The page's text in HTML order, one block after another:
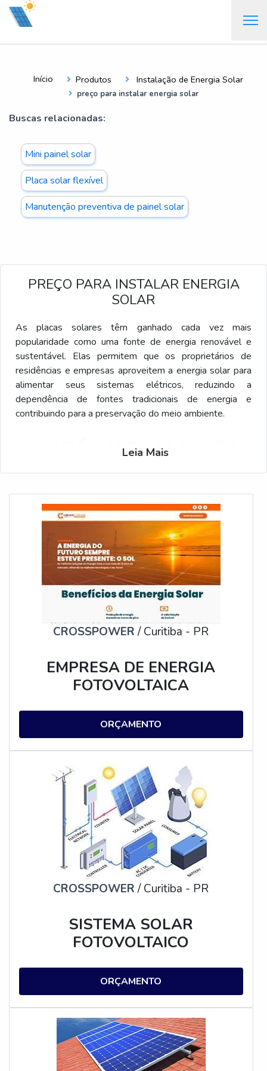
Início Produtos Instalação de Energia Solar
preço para instalar energia solar
Buscas relacionadas:
Mini painel solar
Placa solar flexível
Manutenção preventiva de painel solar
PREÇO PARA INSTALAR ENERGIA
SOLAR
As placas solares têm ganhado cada vez mais
popularidade como uma fonte de energia renovável e
sustentável. Elas permitem que os proprietários de
residências e empresas aproveitem a energia solar para
alimentar seus sistemas elétricos, reduzindo a
dependência de fontes tradicionais de energia e
contribuindo para a preservação do meio ambiente.
O QUE É UMA PLACA SOLAR?
em energia elétrica por meio do efeito fotovoltaico. Cada
placa é composta por células fotovoltaicas que contêm
materiais semicondutores, geralmente feitos de silício,
que absorvem a luz solar e a transformam em corrente
Essa corrente é então convertida em corrente alternada
por um inversor, tornando-a compatível com a
eletricidade utilizada em residências e empresas.
PASSO A PASSO DA
INSTALAÇÃO DA PLACA
SOLAR
A instalação de uma placa solar requer alguns cuidados e
AVALIAÇÃO DO LOCAL:
Antes de começar a instalação, é importante fazer uma
avaliação completa do local onde as placas solares serão
instaladas. Verifique a inclinação do telhado, a exposição
solar, a presença de sombras e a resistência estrutural.
Esses fatores influenciam diretamente na eficiência e no
desempenho do sistema.
PROJETO E DIMENSIONAMENTO:
Com base na avaliação do local, é hora de projetar o
Leia Mais
CROSSPOWER/ Curitiba - PR
EMPRESA DE ENERGIA
FOTOVOLTAICA
ORÇAMENTO
CROSSPOWER/ Curitiba - PR
SISTEMA SOLAR
FOTOVOLTAICO
ORÇAMENTO